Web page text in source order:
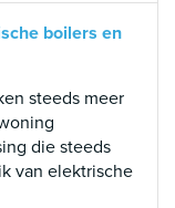
boilers en
steeds meer
die steeds
van elektrische